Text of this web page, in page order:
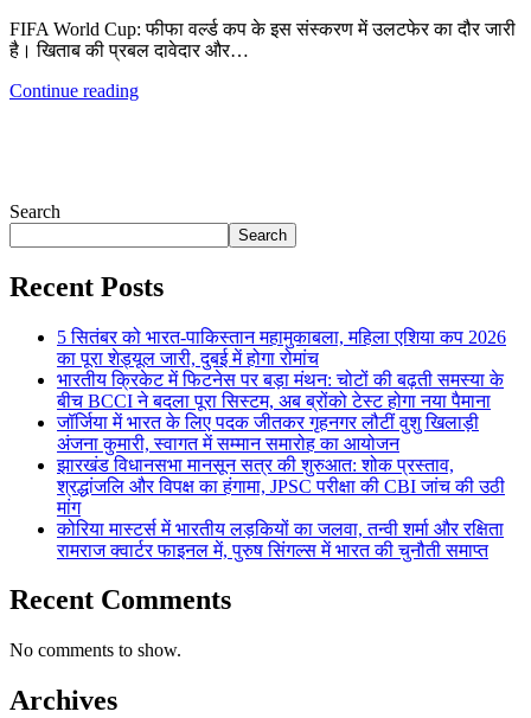
FIFA World Cup: फीफा वर्ल्ड कप के इस संस्करण में उलटफेर का दौर जारी
है। खिताब की प्रबल दावेदार और…
Continue reading
Search
Search
Recent Posts
5 सितंबर को भारत-पाकिस्तान महामुकाबला, महिला एशिया कप 2026
का पूरा शेड्यूल जारी, दुबई में होगा रोमांच
भारतीय क्रिकेट में फिटनेस पर बड़ा मंथन: चोटों की बढ़ती समस्या के
बीच BCCI ने बदला पूरा सिस्टम, अब ब्रोंको टेस्ट होगा नया पैमाना
जॉर्जिया में भारत के लिए पदक जीतकर गृहनगर लौटीं वुशु खिलाड़ी
अंजना कुमारी, स्वागत में सम्मान समारोह का आयोजन
झारखंड विधानसभा मानसून सत्र की शुरुआत: शोक प्रस्ताव,
श्रद्धांजलि और विपक्ष का हंगामा, JPSC परीक्षा की CBI जांच की उठी
मांग
कोरिया मास्टर्स में भारतीय लड़कियों का जलवा, तन्वी शर्मा और रक्षिता
रामराज क्वार्टर फाइनल में, पुरुष सिंगल्स में भारत की चुनौती समाप्त
Recent Comments
No comments to show.
Archives